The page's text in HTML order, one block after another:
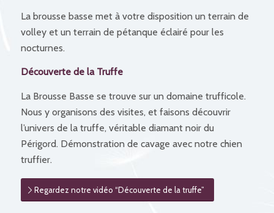
La brousse basse met à votre disposition un terrain de
volley et un terrain de pétanque éclairé pour les
nocturnes.
Découverte de la Truffe
La Brousse Basse se trouve sur un domaine trufficole.
Nous y organisons des visites, et faisons découvrir
l’univers de la truffe, véritable diamant noir du
Périgord. Démonstration de cavage avec notre chien
truffier.
Regardez notre vidéo “Découverte de la truffe”